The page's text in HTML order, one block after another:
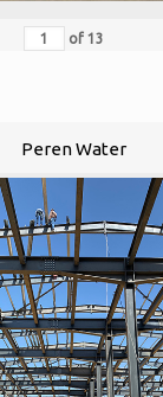
of 13
Peren Water